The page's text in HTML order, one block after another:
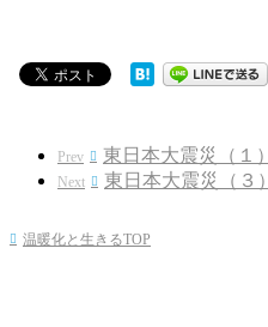
Prev  東日本大震災（１）
Next  東日本大震災（３）
 温暖化と生きるTOP